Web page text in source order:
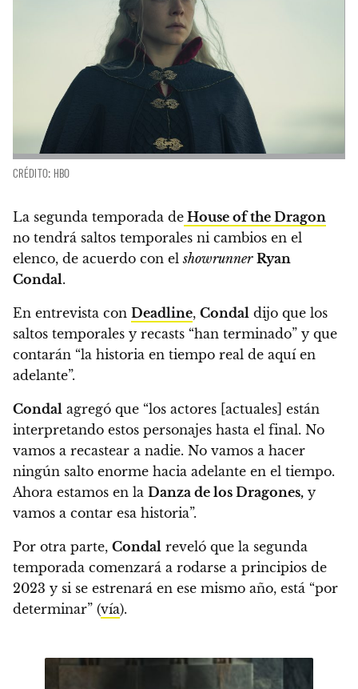
CRÉDITO: HBO
La segunda temporada de House of the Dragon
no tendrá saltos temporales ni cambios en el
elenco, de acuerdo con elshowrunner Ryan
Condal.
En entrevista con Deadline, Condal dijo que los
saltos temporales y recasts “han terminado” y que
contarán “la historia en tiempo real de aquí en
adelante”.
Condal agregó que “los actores [actuales] están
interpretando estos personajes hasta el final. No
vamos a recastear a nadie. No vamos a hacer
ningún salto enorme hacia adelante en el tiempo.
Ahora estamos en la Danza de los Dragones, y
vamos a contar esa historia”.
Por otra parte, Condal reveló que la segunda
temporada comenzará a rodarse a principios de
2023 y si se estrenará en ese mismo año, está “por
determinar” (vía).